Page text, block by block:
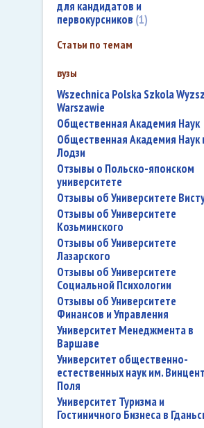
для кандидатов и
первокурсников 1
Статьи по темам
вузы
Wszechnica Polska Szkola Wyzsza w
Warszawie
Общественная Академия Наук
Общественная Академия Наук в
Лодзи
Отзывы о Польско-японском
университете
Отзывы об Университете
Отзывы об Университете
Козьминского
Отзывы об Университете
Лазарского
Отзывы об Университете
Социальной Психологии
Отзывы об Университете
Финансов и Управления
Университет Менеджмента в
Варшаве
Университет общественно-
естественных наук им.
Поля
Университет Туризма и
Гостиничного Бизнеса в